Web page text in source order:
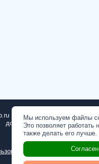
- рыба, морепродукты с
доставкой на дом в СПб»
ОГРН: 1167847253804
соглашение
Мы используем файлы
Это позволяет работать
также делать его лучше.
Согласен